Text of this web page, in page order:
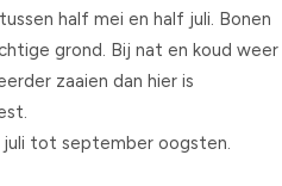
half mei en half juli. Bonen
grond. Bij nat en koud weer
zaaien dan hier is
juli tot september oogsten.